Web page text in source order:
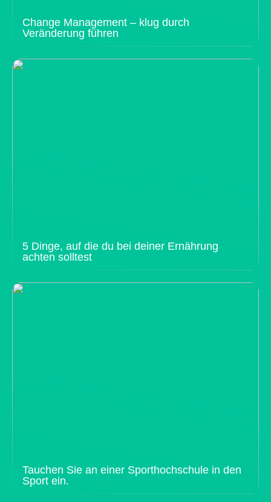
Change Management – klug durch
Veränderung führen
5 Dinge, auf die du bei deiner Ernährung
achten solltest
Tauchen Sie an einer Sporthochschule in den
Sport ein.